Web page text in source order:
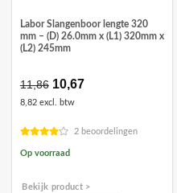
Labor Slangenboor lengte 320
mm – (D) 26.0mm x (L1) 320mm x
(L2) 245mm
11,86 Oorspronkelijke
prijs
was:
10,67Huidige
8,82 excl. btw
2 beoordelingen
Op voorraad
Bekijk product >